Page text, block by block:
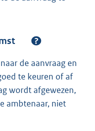
de aanvraag en
te keuren of af
wordt afgewezen,
ambtenaar, niet